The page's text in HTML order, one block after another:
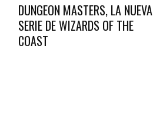
DUNGEON MASTERS, LA NUEVA
SERIE DE WIZARDS OF THE
COAST